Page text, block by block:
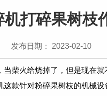
机打碎果树枝
发布日期： 2023-02-10
柴火给烧掉了，但是现在
款针对粉碎果树枝的机械